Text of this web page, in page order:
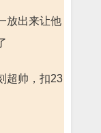
放出来让他
超帅，扣23